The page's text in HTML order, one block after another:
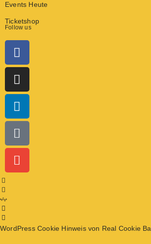
Events Heute
Ticketshop
Follow us
WordPress Cookie Hinweis von Real Cookie